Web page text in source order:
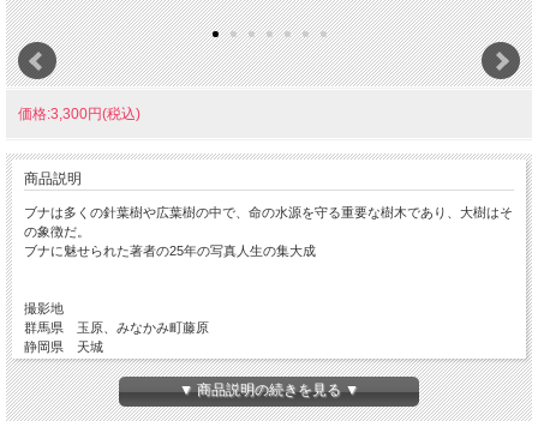
価格:3,300円(税込)
商品説明
ブナは多くの針葉樹や広葉樹の中で、命の水源を守る重要な樹木であり、大樹はそ
の象徴だ。
ブナに魅せられた著者の25年の写真人生の集大成
撮影地
群馬県 玉原、みなかみ町藤原
静岡県 天城
新潟県 美人林、大厳寺高原
秋田県 鳥海山山麓、田沢湖周辺、白神山地
青森県 十和田湖・奥入瀬渓流、八甲田、津軽半島、下北半島
▼ 商品説明の続きを見る ▼